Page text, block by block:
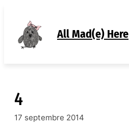
contenu
All Mad(e) Here
4
17 septembre 2014